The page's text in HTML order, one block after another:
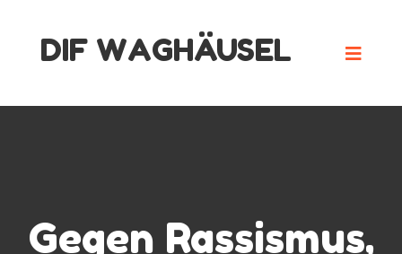
DIF WAGHÄUSEL
Gegen Rassismus,